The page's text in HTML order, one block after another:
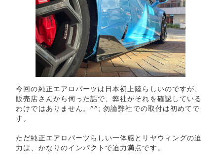
今回の純正エアロパーツは日本初上陸らしいのですが、
販売店さんから伺った話で、弊社がそれを確認している
わけではありません。^^; 勿論弊社での取付は初めてで
す。
ただ純正エアロパーツらしい一体感とリヤウィングの迫
力は、かなりのインパクトで迫力満点です。